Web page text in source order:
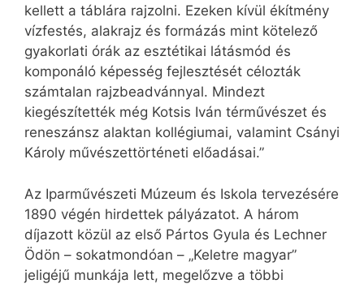
kellett a táblára rajzolni. Ezeken kívül ékítmény
vízfestés, alakrajz és formázás mint kötelező
gyakorlati órák az esztétikai látásmód és
komponáló képesség fejlesztését célozták
számtalan rajzbeadvánnyal. Mindezt
kiegészítették még Kotsis Iván térművészet és
reneszánsz alaktan kollégiumai, valamint Csányi
Károly művészettörténeti előadásai.”
Az Iparművészeti Múzeum és Iskola tervezésére
1890 végén hirdettek pályázatot. A három
díjazott közül az első Pártos Gyula és Lechner
Ödön – sokatmondóan – „Keletre magyar”
jeligéjű munkája lett, megelőzve a többi